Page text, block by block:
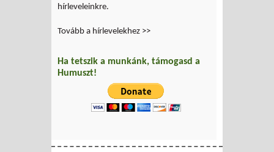
hírleveleinkre.
Tovább a hírlevelekhez >>
Ha tetszik a munkánk, támogasd a
Humuszt!